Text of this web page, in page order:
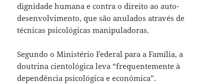
dignidade humana e contra o direito ao auto-
desenvolvimento, que são anulados através de
técnicas psicológicas manipuladoras.
Segundo o Ministério Federal para a Família, a
doutrina cientológica leva “frequentemente à
dependência psicológica e económica”.